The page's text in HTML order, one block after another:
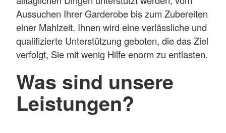
Aussuchen Ihrer Garderobe bis zum Zubereiten
einer Mahlzeit. Ihnen wird eine verlässliche und
qualifizierte Unterstützung geboten, die das Ziel
verfolgt, Sie mit wenig Hilfe enorm zu entlasten.
Was sind unsere
Leistungen?